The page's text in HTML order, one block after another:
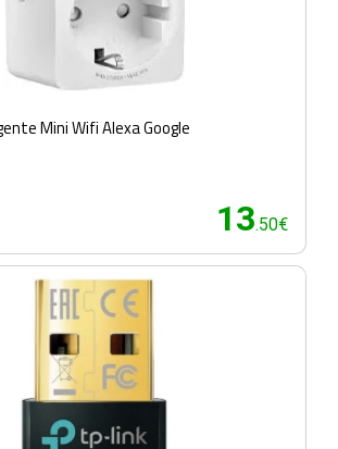
Mini Wifi Alexa Google
13.50€